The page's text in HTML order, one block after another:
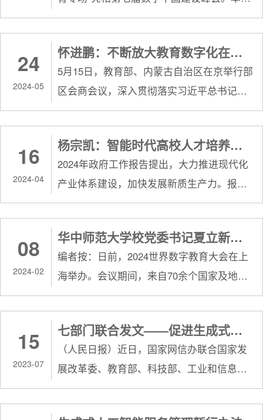
工智能与教、学、管、评、研等场景融合。
武汉理工大学校长杨宗凯对《意见》作专家
解读 图据教育部网站杨宗凯从四方面解读了
此次发布的《...
活动以“数据赋能教育变革创新”为主题，由
教育部主办。 教育部党组成员、副部长吴岩
在活动致辞时表示，随着数字技术的革命性
发展，数据已经成为继土地、劳动力、资
本、技术之后的新型生产要素，在数字化、
网络化、智能化的进程中发挥着基础性、战
总量超过32泽字节（ZB），数据流引领推动
信息流、...
24
2024-05
怀进鹏：不断放大教育数字化在支撑引领教育现代化、建设教育强区中的叠加倍增效应
5月15日，教育部、内蒙古自治区在京举行部
区会商会议，深入贯彻落实习近平总书记在
新时代推动东北全面振兴座谈会、新时代推
动西部大开发座谈会上的重要讲话和对内蒙
古改革发展的重要指示批示精神，共谋教育
改革发展，助力内蒙古不断积聚助推强国建
设、引领强区谋划的新动能。教育部党组书
记、部长怀进鹏，内蒙古自治区党委副书
育部党组成员、副部长吴岩、王光彦，自治
区副主席包献华，自...
16
2024-04
杨宗凯：智能时代高校人才培养的新使命
2024年政府工作报告提出，大力推进现代化
产业体系建设，加快发展新质生产力。报告
强调，深化大数据、人工智能等研发应用，
开展“人工智能+”行动，打造具有国际竞争力
的数字产业集群。 深化大数据、人工智能等
研发应用，开展“人工智能+”行动都需要人才
的支撑。面对新科技革命浪潮奔涌向前、世
界百年未有之大变局加速演进，高等学府肩
工智能+”人才茁壮成长培厚土壤，高校怎样
作为？...
08
2024-02
华中师范大学校党委书记夏立新接受《光明日报》访谈：加快推进高等教育数字化转型
编者按：日前，2024世界数字教育大会在上
海举办。会议期间，来自70余个国家及地区
的800余名嘉宾，围绕“数字教育：应用、共
享、创新”主题，深入探讨世界数字教育变革
与合作。校党委书记夏立新与其他专家应邀
接受《光明日报》访谈，围绕如何用好数字
技术，赋能各级各类教育质量提升，加快建
成“人人皆学、处处能学、时时可学”的学习
15
2023-07
七部门联合发文——促进生成式人工智能健康发展和规范应用
（人民日报）近日，国家网信办联合国家发
展改革委、教育部、科技部、工业和信息化
部、公安部、广电总局公布《生成式人工智
能服务管理暂行办法》（以下简称《办